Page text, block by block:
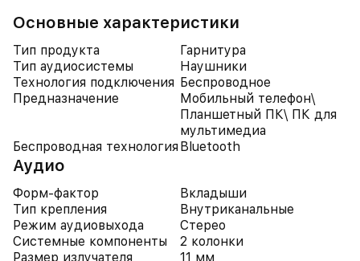
Основные характеристики
Тип продукта
Гарнитура
Тип аудиосистемы
Наушники
Технология подключения Беспроводное
Предназначение
Мобильный телефон\
Планшетный ПК\ ПК для
мультимедиа
Беспроводная технология Bluetooth
Аудио
Форм-фактор
Вкладыши
Тип крепления
Внутриканальные
Режим аудиовыхода
Стерео
Системные компоненты
2 колонки
Размер излучателя
11 мм